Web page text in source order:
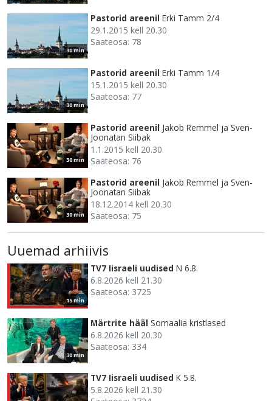
30 min
Pastorid areenil Erki Tamm 2/4
29.1.2015 kell 20.30
Saateosa: 78
30 min
Pastorid areenil Erki Tamm 1/4
15.1.2015 kell 20.30
Saateosa: 77
30 min
Pastorid areenil Jakob Remmel ja Sven-
Joonatan Siibak
1.1.2015 kell 20.30
Saateosa: 76
30 min
Pastorid areenil Jakob Remmel ja Sven-
Joonatan Siibak
18.12.2014 kell 20.30
Saateosa: 75
Uuemad arhiivis
15 min
TV7 Iisraeli uudised N 6.8.
6.8.2026 kell 21.30
Saateosa: 3725
30 min
Märtrite hääl Somaalia kristlased
6.8.2026 kell 20.30
Saateosa: 334
TV7 Iisraeli uudised K 5.8.
5.8.2026 kell 21.30